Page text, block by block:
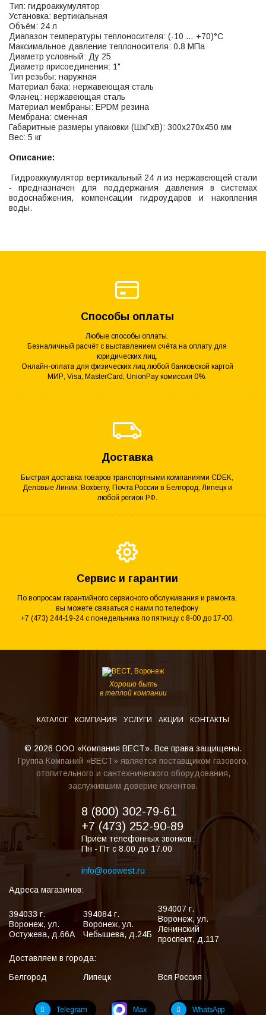
Тип: гидроаккумулятор
Установка: вертикальная
Объём: 24 л
Диапазон температуры теплоносителя: (-10 … +70)°С
Максимальное давление теплоносителя: 0.8 МПа
Диаметр условный: Ду 25
Диаметр присоединения: 1"
Тип резьбы: наружная
Материал бака: нержавеющая сталь
Фланец: нержавеющая сталь
Материал мембраны: EPDM резина
Мембрана: сменная
Габаритные размеры упаковки (ШхГхВ): 300х270х450 мм
Вес: 5 кг
Описание:
Гидроаккумулятор вертикальный 24 л из нержавеющей стали
- предназначен для поддержания давления в системах
водоснабжения, компенсации гидроударов и накопления
воды.
Способы оплаты
Любые способы оплаты.
Безналичный расчёт с выставлением счёта на оплату для
юридических лиц.
Онлайн-оплата для физических лиц любой банковской картой
МИР, Visa, MasterCard, UnionPay комиссия 0%.
Доставка
Быстрая доставка товаров транспортными компаниями CDEK,
Деловые Линии, Boxberry, Почта России в Белгород, Липецк и
любой регион РФ.
Сервис и гарантии
По вопросам гарантийного сервисного обслуживания и ремонта,
вы можете связаться с нами по телефону
+7 (473) 244-19-24 с понедельника по пятницу с 8-00 до 17-00.
Хорошо быть
в теплой компании
КАТАЛОГ КОМПАНИЯ УСЛУГИ АКЦИИ КОНТАКТЫ
© 2026 ООО «Компания ВЕСТ». Все права защищены.
Группа Компаний «ВЕСТ» является поставщиком газового,
отопительного и сантехнического оборудования,
заслужившим доверие клиентов.
8 (800) 302-79-61
+7 (473) 252-90-89
Приём телефонных звонков:
Пн - Пт с 8.00 до 17.00
info@ooowest.ru
Адреса магазинов:
394033 г.
Воронеж,ул.
Остужева, д.66А
394084 г.
Воронеж,ул.
Чебышева, д.24Б
394007 г.
Воронеж,ул.
Ленинский
проспект, д.117
Доставляем в города:
Белгород
Липецк Вся Россия
Telegram Max WhatsApp